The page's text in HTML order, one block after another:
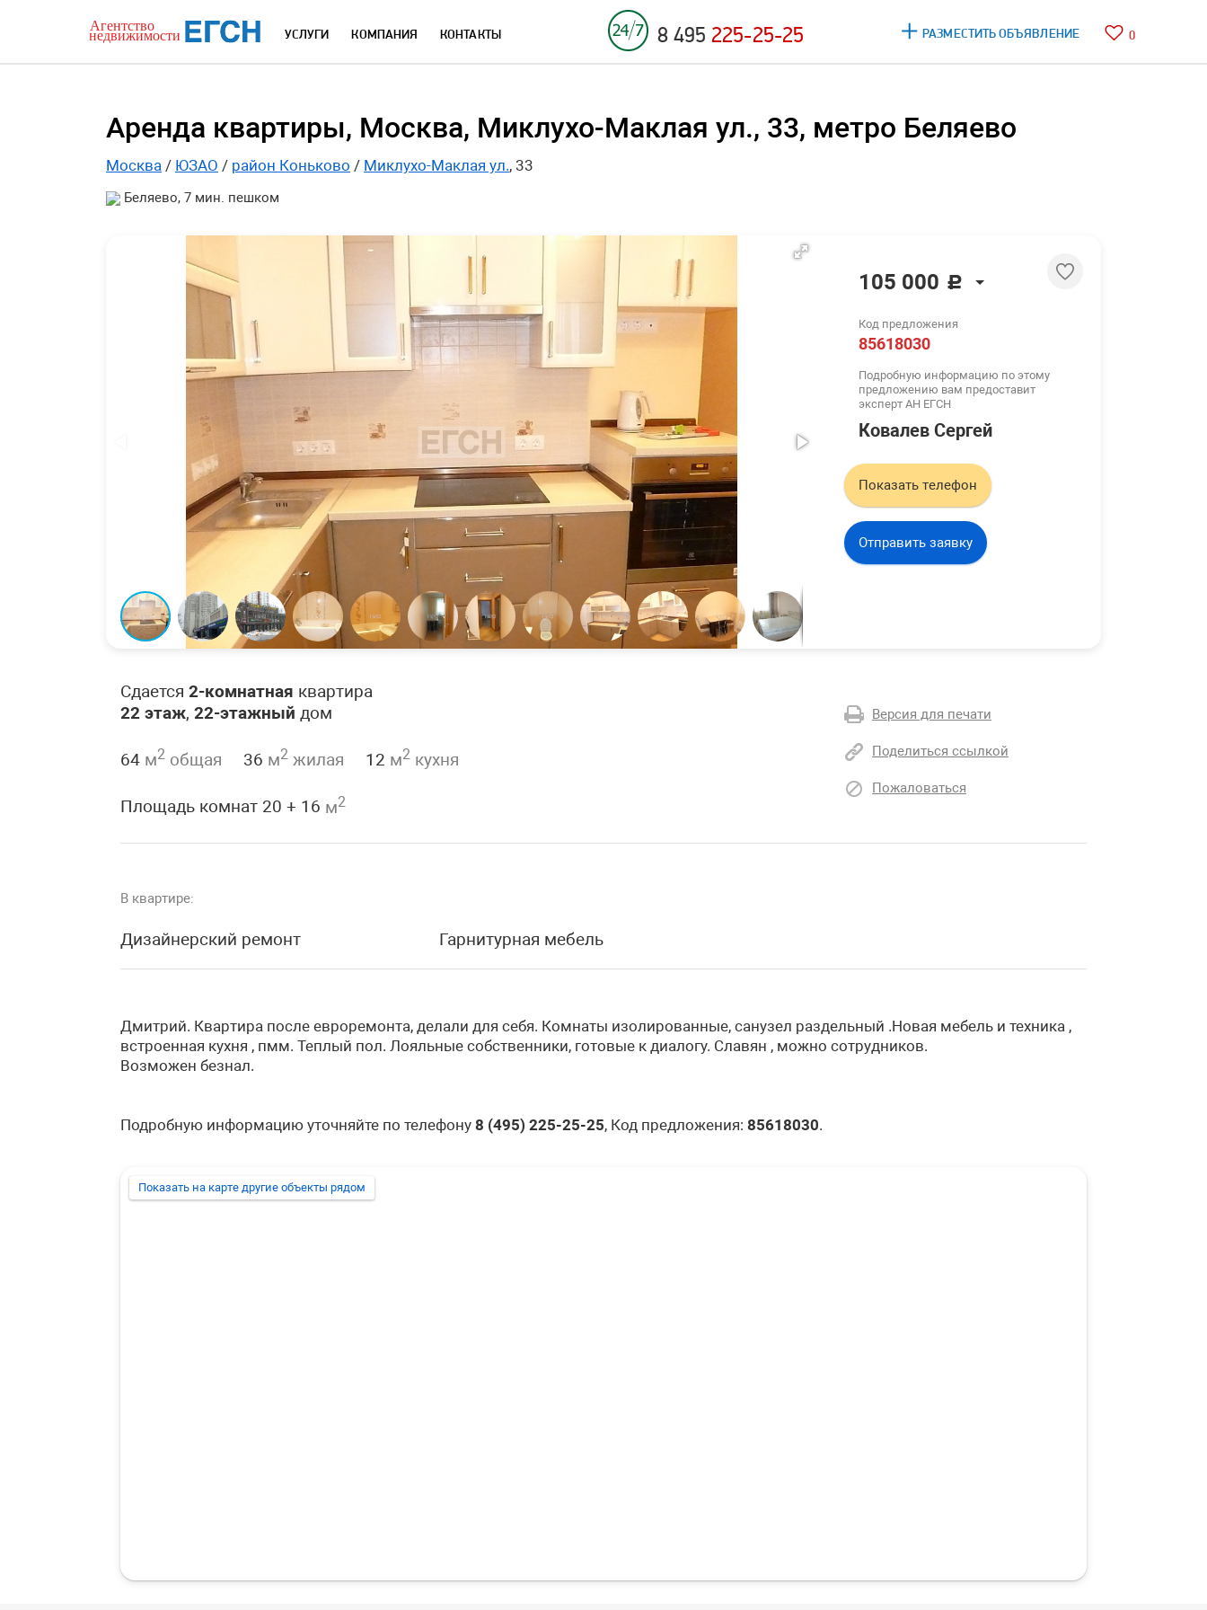
УСЛУГИ КОМПАНИЯ КОНТАКТЫ 8 495 225-25-25 РАЗМЕСТИТЬ ОБЪЯВЛЕНИЕ 0
Аренда квартиры, Москва, Миклухо-Маклая ул., 33, метро Беляево
Москва / ЮЗАО / район Коньково / Миклухо-Маклая ул., 33
Беляево, 7 мин. пешком
105 000 c
1 289 $
1 116 €
Код предложения
85618030
Подробную информацию по этому
предложению вам предоставит
эксперт АН ЕГСН
Ковалев Сергей
Показать телефон
Отправить заявку
Сдается 2-комнатная квартира
22 этаж, 22-этажный дом
64 м2 общая 36 м2 жилая 12 м2 кухня
Площадь комнат 20 + 16 м2
Версия для печати
Поделиться ссылкой
Пожаловаться
В квартире:
Дизайнерский ремонт Гарнитурная мебель
Дмитрий. Квартира после евроремонта, делали для себя. Комнаты изолированные, санузел раздельный .Новая мебель и техника ,
встроенная кухня , пмм. Теплый пол. Лояльные собственники, готовые к диалогу. Славян , можно сотрудников.
Возможен безнал.
Подробную информацию уточняйте по телефону 8 (495) 225-25-25, Код предложения: 85618030.
Показать на карте другие объекты рядом